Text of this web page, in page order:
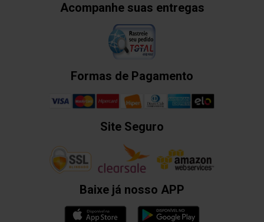
Acompanhe suas entregas
Formas de Pagamento
Site Seguro
Baixe já nosso APP